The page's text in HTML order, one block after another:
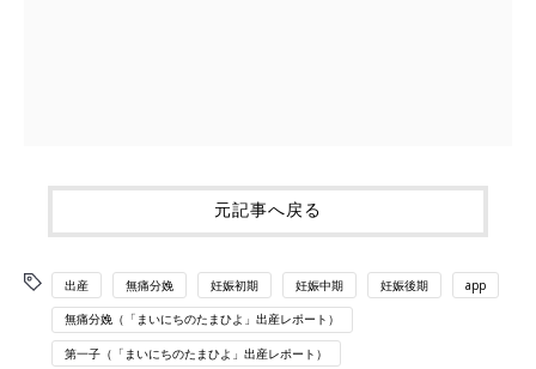
元記事へ戻る
出産 無痛分娩 妊娠初期 妊娠中期 妊娠後期 app
無痛分娩（「まいにちのたまひよ」出産レポート）
第一子（「まいにちのたまひよ」出産レポート）